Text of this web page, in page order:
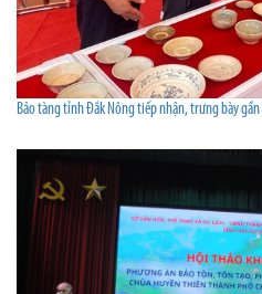
Bảo tàng tỉnh Đắk Nông tiếp nhận, trưng bày